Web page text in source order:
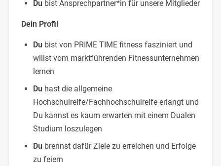
Du bist Ansprechpartner*in für unsere Mitglieder
Dein Profil
Dubist von PRIME TIME fitness fasziniert und
willst vom marktführenden Fitnessunternehmen
lernen
Duhast die allgemeine
Hochschulreife/Fachhochschulreife erlangt und
Du kannst es kaum erwarten mit einem Dualen
Studium loszulegen
Du brennst dafür Ziele zu erreichen und Erfolge
zu feiern